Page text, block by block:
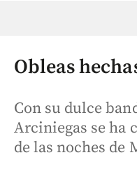
Obleas
Con su dulce
Arciniegas se ha
de las noches de